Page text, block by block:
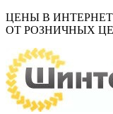
ЦЕНЫ В
ОТ РОЗНИЧНЫХ